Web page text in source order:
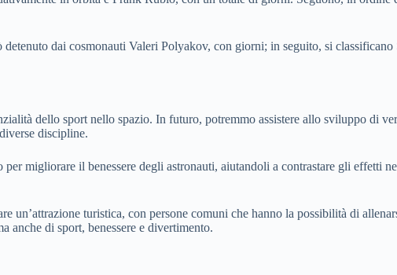
dai cosmonauti Valeri Polyakov, con giorni; in seguito, si
dello sport nello spazio. In futuro, potremmo assistere allo sviluppo di
discipline.
migliorare il benessere degli astronauti, aiutandoli a contrastare gli effetti
un’attrazione turistica, con persone comuni che hanno la possibilità di
anche di sport, benessere e divertimento.